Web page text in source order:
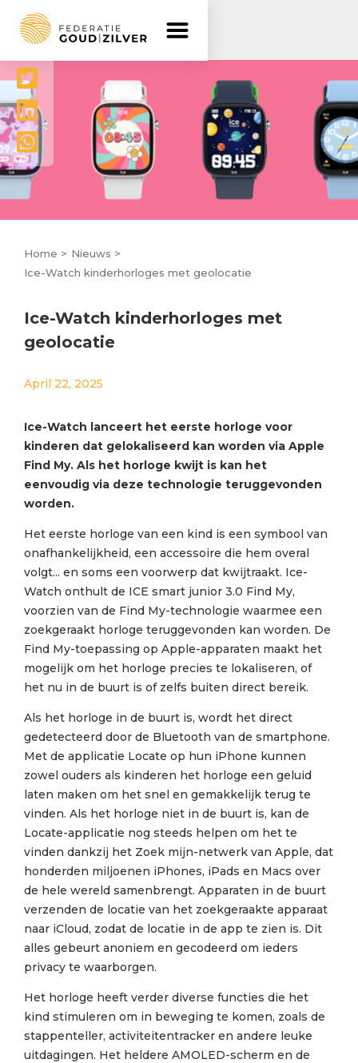
Delen




Home > Nieuws >
Ice-Watch kinderhorloges met geolocatie
Ice-Watch kinderhorloges met
geolocatie
April 22, 2025
Ice-Watch lanceert het eerste horloge voor
kinderen dat gelokaliseerd kan worden via Apple
Find My. Als het horloge kwijt is kan het
eenvoudig via deze technologie teruggevonden
worden.
Het eerste horloge van een kind is een symbool van
onafhankelijkheid, een accessoire die hem overal
volgt... en soms een voorwerp dat kwijtraakt. Ice-
Watch onthult de ICE smart junior 3.0 Find My,
voorzien van de Find My-technologie waarmee een
zoekgeraakt horloge teruggevonden kan worden. De
Find My-toepassing op Apple-apparaten maakt het
mogelijk om het horloge precies te lokaliseren, of
het nu in de buurt is of zelfs buiten direct bereik.
Als het horloge in de buurt is, wordt het direct
gedetecteerd door de Bluetooth van de smartphone.
Met de applicatie Locate op hun iPhone kunnen
zowel ouders als kinderen het horloge een geluid
laten maken om het snel en gemakkelijk terug te
vinden. Als het horloge niet in de buurt is, kan de
Locate-applicatie nog steeds helpen om het te
vinden dankzij het Zoek mijn-netwerk van Apple, dat
honderden miljoenen iPhones, iPads en Macs over
de hele wereld samenbrengt. Apparaten in de buurt
verzenden de locatie van het zoekgeraakte apparaat
naar iCloud, zodat de locatie in de app te zien is. Dit
alles gebeurt anoniem en gecodeerd om ieders
privacy te waarborgen.
Het horloge heeft verder diverse functies die het
kind stimuleren om in beweging te komen, zoals de
stappenteller, activiteitentracker en andere leuke
uitdagingen. Het heldere AMOLED-scherm en de